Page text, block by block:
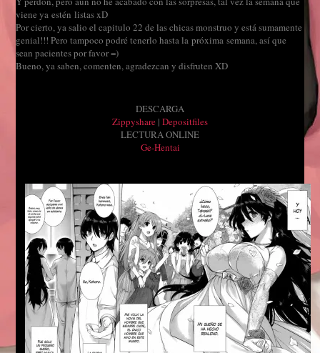
viene ya estén listas xD
Por cierto, ya salio el capitulo 22 de las chicas monstruo y está sumamente
genial!!! Pero tampoco podré tenerlo hasta la próxima semana, así que
sean pacientes por favor =)
Bueno, ya saben, comenten, agradezcan y disfruten XD
DESCARGA
Zippyshare | Depositfiles
LECTURA ONLINE
Ge-Hentai